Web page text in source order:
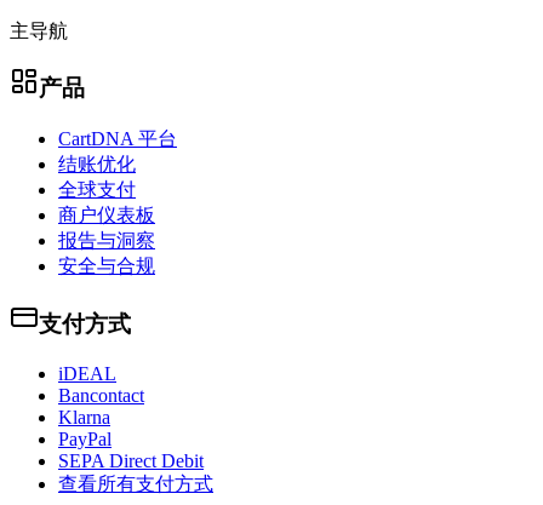
主导航
产品
CartDNA 平台
结账优化
全球支付
商户仪表板
报告与洞察
安全与合规
支付方式
iDEAL
Bancontact
Klarna
PayPal
SEPA Direct Debit
查看所有支付方式